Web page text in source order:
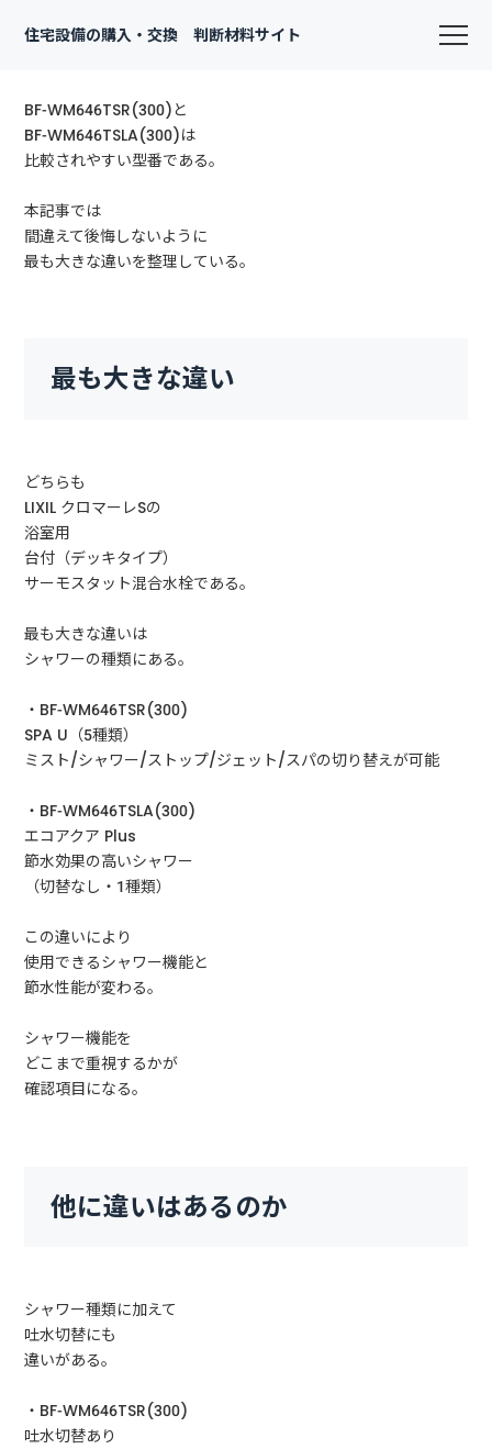
住宅設備の購入・交換 判断材料サイト
BF-WM646TSR(300)と
BF-WM646TSLA(300)は
比較されやすい型番である。
本記事では
間違えて後悔しないように
最も大きな違いを整理している。
最も大きな違い
どちらも
LIXIL クロマーレSの
浴室用
台付（デッキタイプ）
サーモスタット混合水栓である。
最も大きな違いは
シャワーの種類にある。
・BF-WM646TSR(300)
SPA U（5種類）
ミスト/シャワー/ストップ/ジェット/スパの切り替えが可能
・BF-WM646TSLA(300)
エコアクア Plus
節水効果の高いシャワー
（切替なし・1種類）
この違いにより
使用できるシャワー機能と
節水性能が変わる。
シャワー機能を
どこまで重視するかが
確認項目になる。
他に違いはあるのか
シャワー種類に加えて
吐水切替にも
違いがある。
・BF-WM646TSR(300)
吐水切替あり